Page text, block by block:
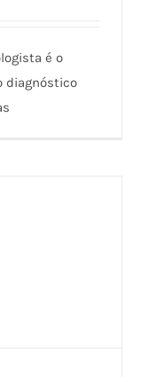
é o
diagnóstico